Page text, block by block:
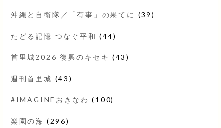
沖縄と自衛隊／「有事」の果てに (39)
たどる記憶 つなぐ平和 (44)
首里城2026 復興のキセキ (43)
週刊首里城 (43)
#IMAGINEおきなわ (100)
楽園の海 (296)